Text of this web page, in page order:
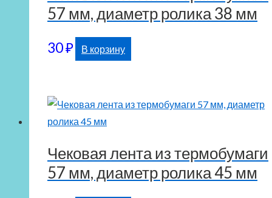
57 мм, диаметр ролика 38 мм
30₽ В корзину
Чековая лента из термобумаги
57 мм, диаметр ролика 45 мм